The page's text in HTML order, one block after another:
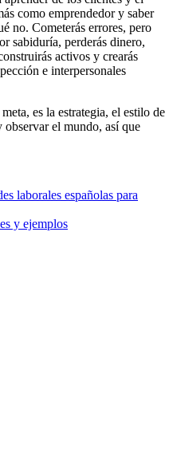
como emprendedor y saber
no. Cometerás errores, pero
sabiduría, perderás dinero,
activos y crearás
e interpersonales
es la estrategia, el estilo de
el mundo, así que
laborales españolas para
y ejemplos